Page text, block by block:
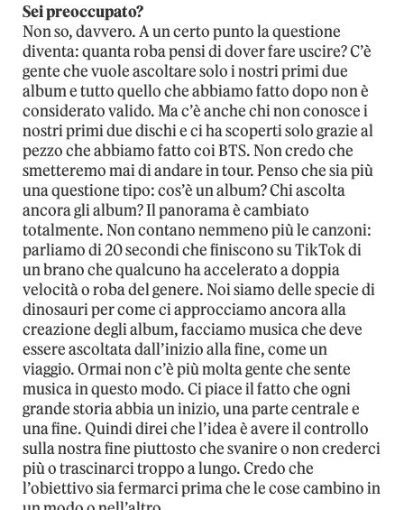
Sei preoccupato?
Non so, davvero. A un certo punto la questione
diventa: quanta roba pensi di dover fare uscire? C’è
gente che vuole ascoltare solo i nostri primi due
album e tutto quello che abbiamo fatto dopo non è
considerato valido. Ma c’è anche chi non conosce i
nostri primi due dischi e ci ha scoperti solo grazie al
pezzo che abbiamo fatto coi BTS. Non credo che
smetteremo mai di andare in tour. Penso che sia più
una questione tipo: cos’è un album? Chi ascolta
ancora gli album? Il panorama è cambiato
totalmente. Non contano nemmeno più le canzoni:
parliamo di 20 secondi che finiscono su TikTok di
un brano che qualcuno ha accelerato a doppia
velocità o roba del genere. Noi siamo delle specie di
dinosauri per come ci approcciamo ancora alla
creazione degli album, facciamo musica che deve
essere ascoltata dall’inizio alla fine, come un
viaggio. Ormai non c’è più molta gente che sente
musica in questo modo. Ci piace il fatto che ogni
grande storia abbia un inizio, una parte centrale e
una fine. Quindi direi che l’idea è avere il controllo
sulla nostra fine piuttosto che svanire o non crederci
più o trascinarci troppo a lungo. Credo che
l’obiettivo sia fermarci prima che le cose cambino in